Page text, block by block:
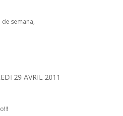
semana,
29 AVRIL 2011